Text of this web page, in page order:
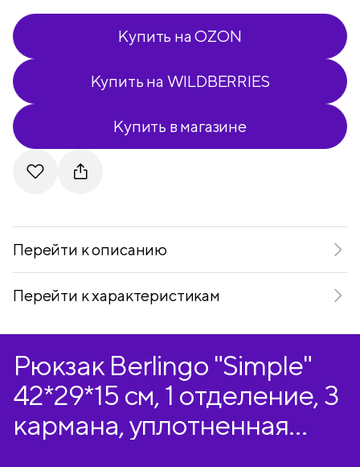
Купить на OZON
Купить на WILDBERRIES
Купить в магазине
Перейти к описанию
Перейти к характеристикам
Рюкзак Berlingo "Simple"
42*29*15 см, 1 отделение, 3
кармана, уплотненная